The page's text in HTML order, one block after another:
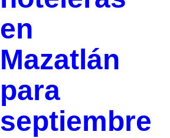
en
Mazatlán
para
septiembre